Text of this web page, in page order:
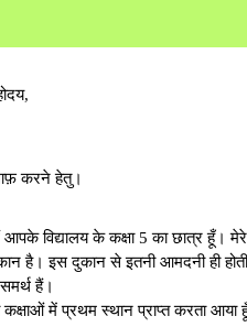
करने हेतु।
विद्यालय के कक्षा 5 का छात्र हूँ।
है। इस दुकान से इतनी आमदनी ही
हैं।
में प्रथम स्थान प्राप्त करता आया